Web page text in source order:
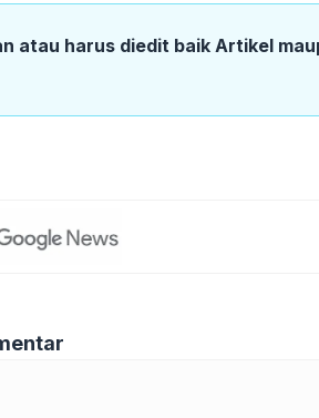
atau harus diedit baik Artikel